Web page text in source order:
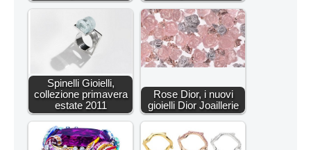
Spinelli Gioielli,
collezione primavera
estate 2011
Rose Dior, i nuovi
gioielli Dior Joaillerie